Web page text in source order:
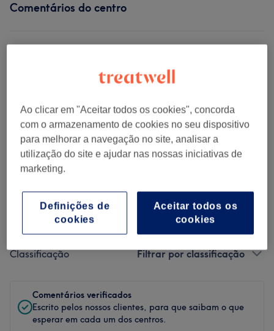
Comentários do centro
Ambiente
Empregados
Filtrar Comentários
Classificação Filtrar por classificação
Comentários verificados
Escrito pelos nossos clientes, para que saibam o que
esperar em cada um dos centros.
Ao clicar em "Aceitar todos os cookies", concorda
com o armazenamento de cookies no seu dispositivo
para melhorar a navegação no site, analisar a
utilização do site e ajudar nas nossas iniciativas de
marketing.
Aceitar todos os
cookies
Definições de
cookies